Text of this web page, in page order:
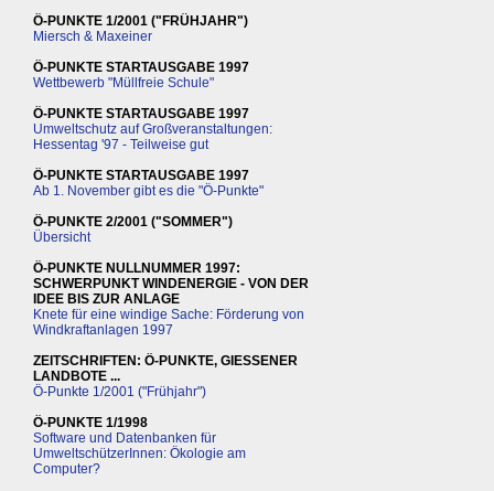
Ö-PUNKTE 1/2001 ("FRÜHJAHR")
Miersch & Maxeiner
Ö-PUNKTE STARTAUSGABE 1997
Wettbewerb "Müllfreie Schule"
Ö-PUNKTE STARTAUSGABE 1997
Umweltschutz auf Großveranstaltungen:
Hessentag '97 - Teilweise gut
Ö-PUNKTE STARTAUSGABE 1997
Ab 1. November gibt es die "Ö-Punkte"
Ö-PUNKTE 2/2001 ("SOMMER")
Übersicht
Ö-PUNKTE NULLNUMMER 1997:
SCHWERPUNKT WINDENERGIE - VON DER
IDEE BIS ZUR ANLAGE
Knete für eine windige Sache: Förderung von
Windkraftanlagen 1997
ZEITSCHRIFTEN: Ö-PUNKTE, GIESSENER
LANDBOTE ...
Ö-Punkte 1/2001 ("Frühjahr")
Ö-PUNKTE 1/1998
Software und Datenbanken für
UmweltschützerInnen: Ökologie am
Computer?